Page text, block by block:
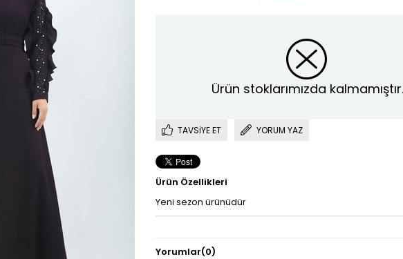
Ürün stoklarımızda kalmamıştır.
TAVSIYE ET YORUM YAZ
Ürün Özellikleri
Yeni sezon ürünüdür
Yorumlar(0)